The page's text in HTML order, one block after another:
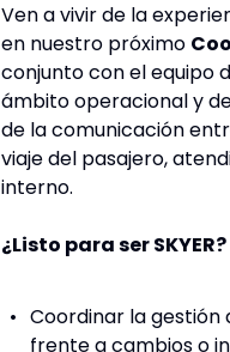
Ven a vivir de la
en nuestro próximo
conjunto con el equipo
ámbito operacional y
de la comunicación
viaje del pasajero,
interno.
¿Listo para ser
Coordinar la gestión
frente a cambios o